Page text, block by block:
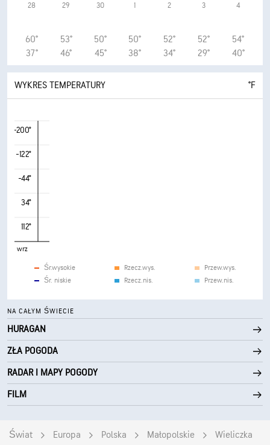
28
60°
37°
29
53°
46°
30
50°
45°
1
50°
38°
2
52°
34°
3
52°
29°
4
54°
40°
WYKRES TEMPERATURY °F
-200°
-122°
-44°
34°
112°
wrz
Śr.wysokie
Śr. niskie
Rzecz.wys.
Rzecz.nis.
Przew.wys.
Przew.nis.
NA CAŁYM ŚWIECIE
HURAGAN
ZŁA POGODA
RADAR I MAPY POGODY
FILM
Świat Europa Polska Małopolskie Wieliczka